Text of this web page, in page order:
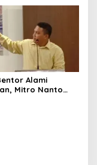
Alami
Mitro Nanto